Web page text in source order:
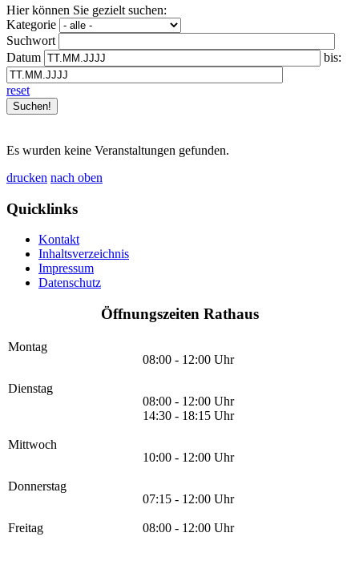
Hier können Sie gezielt suchen:
Kategorie
Suchwort
Datum
bis:
reset
Es wurden keine Veranstaltungen gefunden.
drucken nach oben
Quicklinks
Kontakt
Inhaltsverzeichnis
Impressum
Datenschutz
Öffnungszeiten Rathaus
Montag
08:00 - 12:00 Uhr
Dienstag
08:00 - 12:00 Uhr
14:30 - 18:15 Uhr
Mittwoch
10:00 - 12:00 Uhr
Donnerstag
07:15 - 12:00 Uhr
Freitag 08:00 - 12:00 Uhr